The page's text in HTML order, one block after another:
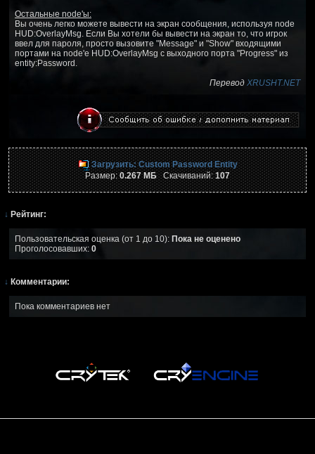
Остальные node'ы:
Вы очень легко можете вывести на экран сообщения, используя node
HUD:OverlayMsg. Если Вы хотели бы вывести на экран то, что игрок
ввел для пароля, просто вызовите "Message" и "Show" входящими
портами на node'е HUD:OverlayMsg с выходного порта "Progress" из
entity:Password.
Перевод XRUSHT.NET
Загрузить: Custom Password Entity
Размер:0.267 МБСкачиваний:107
↓ Рейтинг:
Пользовательская оценка (от 1 до 10): Пока не оценено
Проголосовавших: 0
↓ Комментарии:
Пока комментариев нет